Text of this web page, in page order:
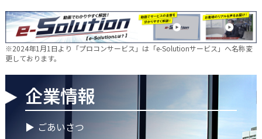
2026.05.13
新卒第10期生 OJT研修の様子をご紹介✨
2026.04.28
2026.04.28
ゴールデンウイークに伴う休業期間のお知らせ
2026.04.25
※2024年1月1日より「プロコンサービス」は「e-Solutionサービス」へ名称変
更しております。
企業情報
▶ ごあいさつ